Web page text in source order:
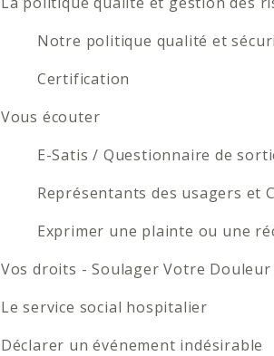
Notre politique qualité et
Certification
Vous écouter
E-Satis / Questionnaire de
Représentants des usagers et
Exprimer une plainte ou une
Vos droits - Soulager Votre Douleur
Le service social hospitalier
Déclarer un événement indésirable